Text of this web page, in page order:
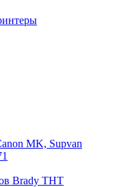
MK, Supvan
Brady THT